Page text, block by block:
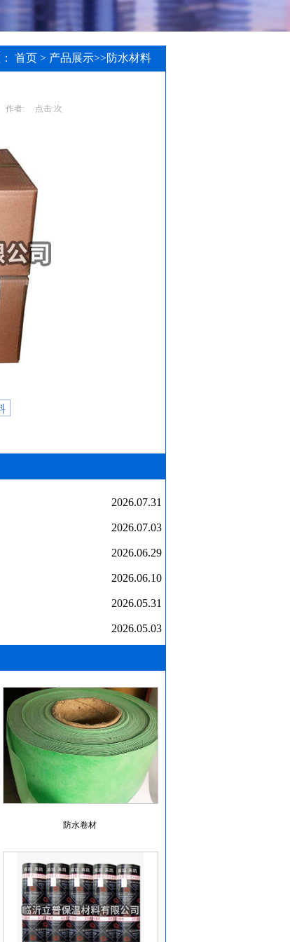
首页 > 产品展示>>防水材料
作者: 点击:次
2026.07.31
2026.07.03
2026.06.29
2026.06.10
2026.05.31
2026.05.03
防水卷材